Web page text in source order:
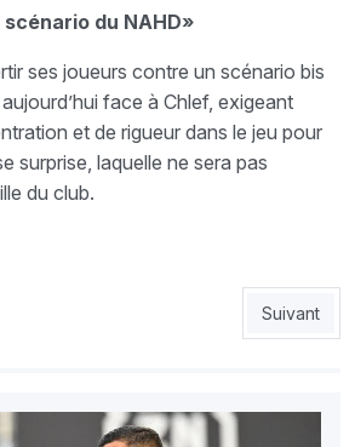
du NAHD»
ses joueurs contre un scénario bis
face à Chlef, exigeant
et de rigueur dans le jeu pour
surprise, laquelle ne sera pas
du club.
 NAHD : Les Sang et Or veulent faire
Article
Suivant